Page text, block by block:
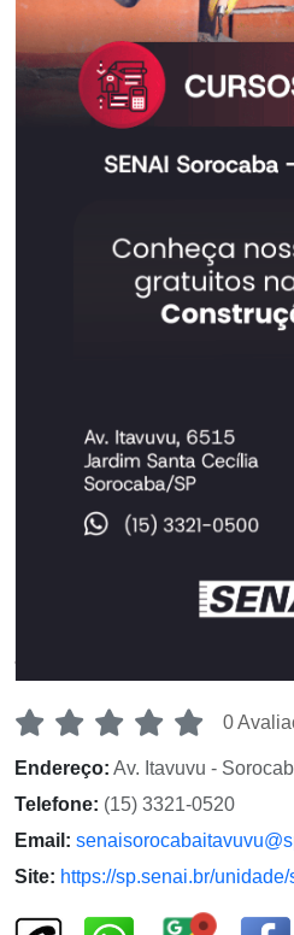
0
Endereço: Av. Itavuvu -
Telefone: (15) 3321-0520
Email:
Site: https://sp.senai.br/